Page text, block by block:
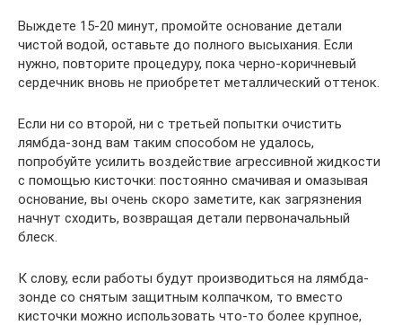
Выждете 15-20 минут, промойте основание детали
чистой водой, оставьте до полного высыхания. Если
нужно, повторите процедуру, пока черно-коричневый
сердечник вновь не приобретет металлический оттенок.
Если ни со второй, ни с третьей попытки очистить
лямбда-зонд вам таким способом не удалось,
попробуйте усилить воздействие агрессивной жидкости
с помощью кисточки: постоянно смачивая и омазывая
основание, вы очень скоро заметите, как загрязнения
начнут сходить, возвращая детали первоначальный
блеск.
К слову, если работы будут производиться на лямбда-
зонде со снятым защитным колпачком, то вместо
кисточки можно использовать что-то более крупное,